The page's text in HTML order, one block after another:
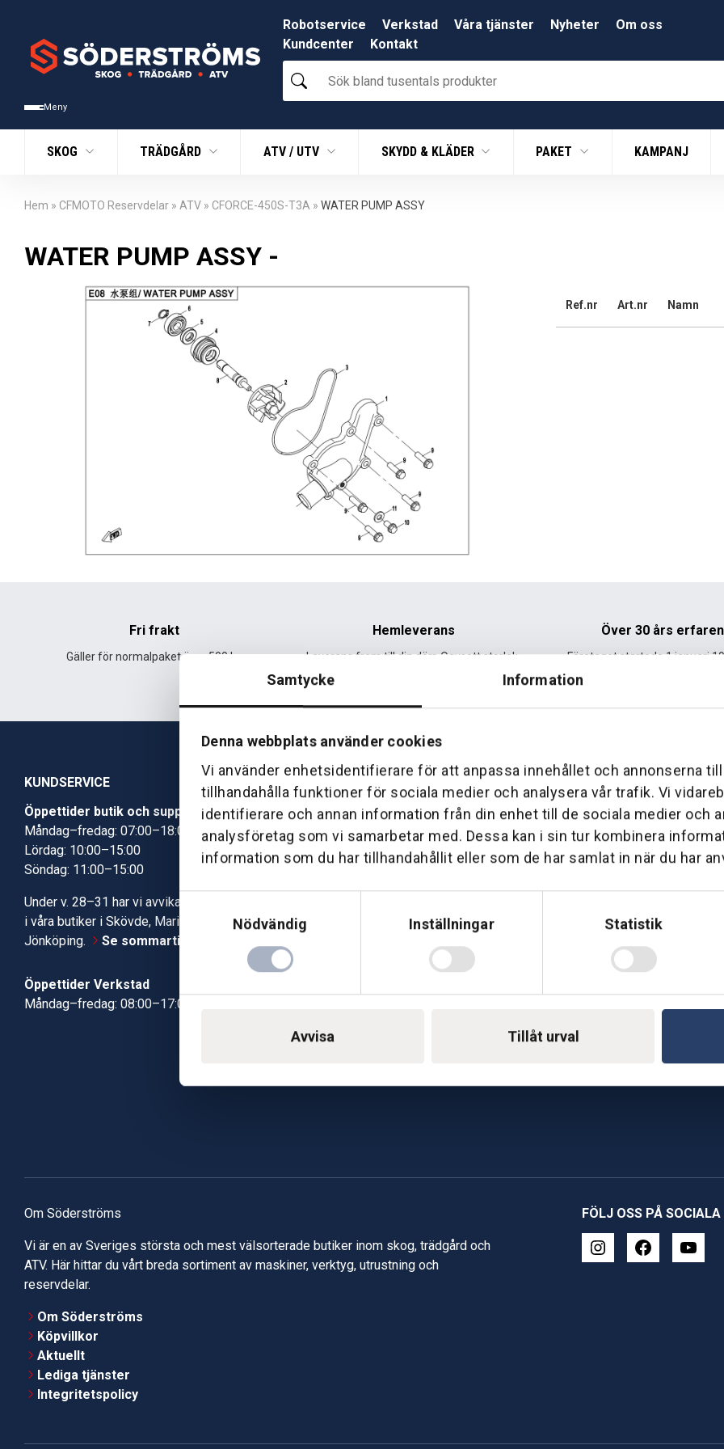
Samtycke Information
Denna webbplats använder cookies
Vi använder enhetsidentifierare för att anpassa innehållet och annonserna till
tillhandahålla funktioner för sociala medier och analysera vår trafik. Vi
identifierare och annan information från din enhet till de sociala medier och
analysföretag som vi samarbetar med. Dessa kan i sin tur kombinera
information som du har tillhandahållit eller som de har samlat in när du har
Samtyckesval
Nödvändig
Inställningar Statistik
Avvisa Tillåt urval
Meny
Robotservice Verkstad Våra tjänster Nyheter
Om oss
Kundcenter
Kontakt
Sök
bland
produkter
SKOG TRÄDGÅRD ATV / UTV SKYDD & KLÄDER PAKET KAMPANJ
Hem » CFMOTO Reservdelar » ATV » CFORCE-450S-T3A » WATER PUMP ASSY
WATER PUMP ASSY -
Ref.nr Art.nr Namn
Fri frakt
Gäller för normalpaket över 500 kr.
Hemleverans
Leverans fram till din dörr. Oavsett storlek.
Över 30 års
Företaget startade 1 januari
KUNDSERVICE
Öppettider butik och support
Måndag–fredag: 07:00–18:00
Lördag: 10:00–15:00
Söndag: 11:00–15:00
Under v. 28–31 har vi avvikande öppettider
i våra butiker i Skövde, Mariestad och
Jönköping.
Se sommartiderna här
Öppettider Verkstad
Måndag–fredag: 08:00–17:00
Butik Skövde
Butik Jönköping
Kundcenter
Boka tid i verkstad
Telefon: 0500-414
E-mail:
Gå till vår
Om Söderströms
Vi är en av Sveriges största och mest välsorterade butiker inom skog, trädgård och
ATV. Här hittar du vårt breda sortiment av maskiner, verktyg, utrustning och
reservdelar.
Om Söderströms
Köpvillkor
Aktuellt
Lediga tjänster
Integritetspolicy
FÖLJ OSS PÅ SOCIALA